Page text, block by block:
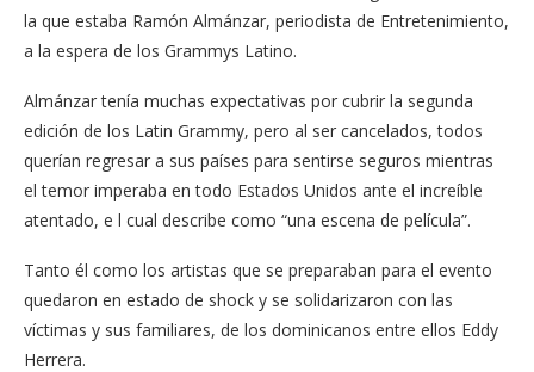
la que estaba Ramón Almánzar, periodista de Entretenimiento,
a la espera de los Grammys Latino.
Almánzar tenía muchas expectativas por cubrir la segunda
edición de los Latin Grammy, pero al ser cancelados, todos
querían regresar a sus países para sentirse seguros mientras
el temor imperaba en todo Estados Unidos ante el increíble
atentado, e l cual describe como “una escena de película”.
Tanto él como los artistas que se preparaban para el evento
quedaron en estado de shock y se solidarizaron con las
víctimas y sus familiares, de los dominicanos entre ellos Eddy
Herrera.